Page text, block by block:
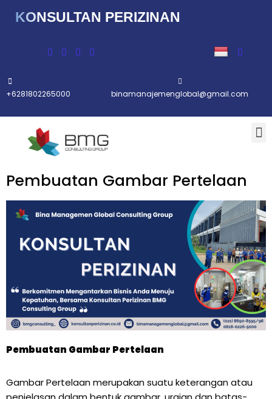
KONSULTAN PERIZINAN
+6281802265000 binamanajemenglobal@gmail.com
Pembuatan Gambar Pertelaan
Pembuatan Gambar Pertelaan
Gambar Pertelaan merupakan suatu keterangan atau